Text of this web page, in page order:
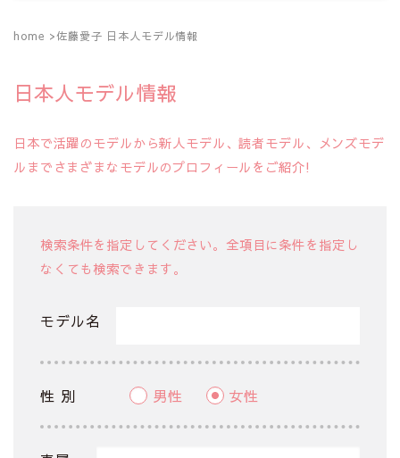
home 佐藤愛子 日本人モデル情報
日本人モデル情報
日本で活躍のモデルから新人モデル、読者モデル、メンズモデ
ルまでさまざまなモデルのプロフィールをご紹介!
検索条件を指定してください。全項目に条件を指定し
なくても検索できます。
モデル名
性 別 男性 女性